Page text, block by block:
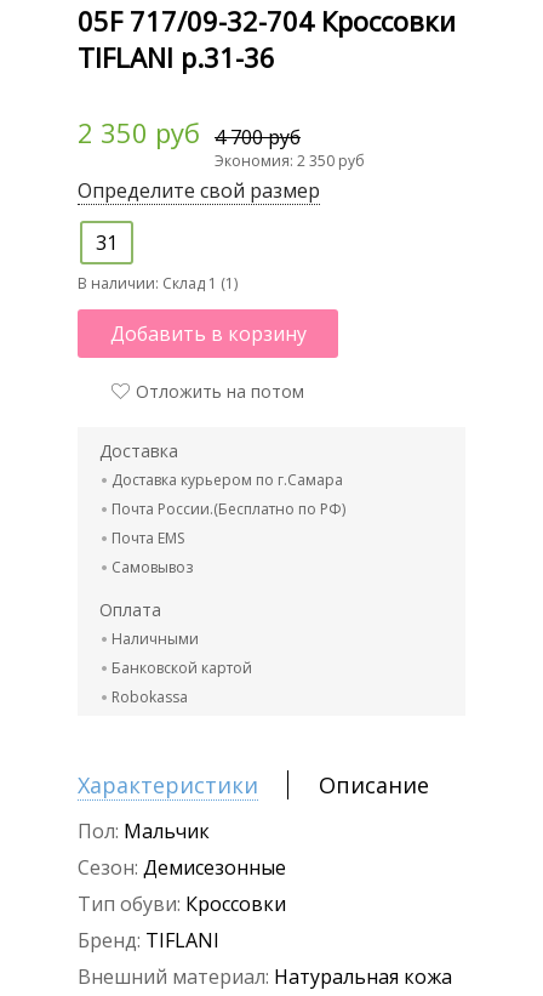
05F 717/09-32-704 Кроссовки
TIFLANI р.31-36
2 350 руб 4 700 руб
Экономия: 2 350 руб
Определите свой размер
31
В наличии: Склад 1 (1)
Добавить в корзину
Отложить на потом
Доставка
Доставка курьером по г.Самара
Почта России.(Бесплатно по РФ)
Почта EMS
Самовывоз
Оплата
Наличными
Банковской картой
Robokassa
Характеристики Описание
Пол: Мальчик
Сезон: Демисезонные
Тип обуви: Кроссовки
Бренд: TIFLANI
Внешний материал: Натуральная кожа